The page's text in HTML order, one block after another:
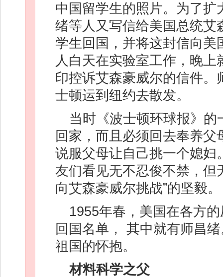
中国留学生的照片。为了
绪等人又写信给美国总统
学生回国，并将这封信向
人白天在实验室工作，晚
印控诉艾森豪威尔的信件
士顿运到纽约去散发。
当时《波士顿环球报》
回家，而且必须回去奉养
说服父母让自己挑一个媳
友们看见无不忍俊不禁，但
向艾森豪威尔挑战”的坚毅。
1955年春，美国在各方
回国名单， 其中就有师昌
祖国的怀抱。
材料科学之父